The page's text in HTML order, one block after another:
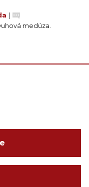
se do toho a
medúzy s
medúza.